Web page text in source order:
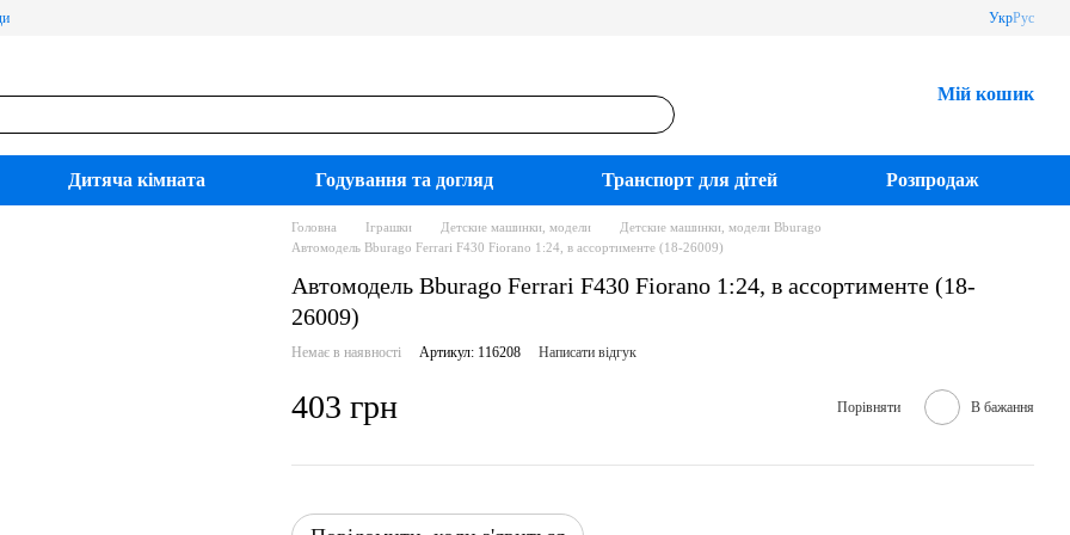
УкрРус
Мій кошик
Дитяча кімната Годування та догляд Транспорт для дітей Розпродаж
Головна Іграшки Детские машинки, модели
Детские машинки, модели Bburago
Автомодель Bburago Ferrari F430 Fiorano 1:24, в ассортименте (18-26009)
Автомодель Bburago Ferrari F430 Fiorano 1:24, в ассортименте (18-
26009)
Немає в наявності Артикул: 116208 Написати відгук
403 грн Порівняти В бажання